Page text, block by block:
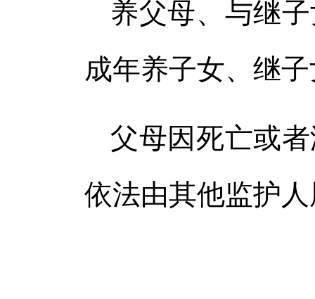
养父母、与继
成年养子女、继
父母因死亡或
依法由其他监护